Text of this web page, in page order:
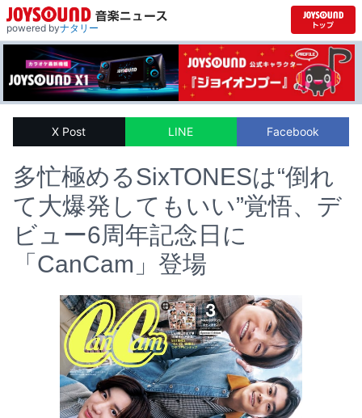
powered byナタリー
X Post LINE Facebook
多忙極めるSixTONESは“倒れ
て大爆発してもいい”覚悟、デ
ビュー6周年記念日に
「CanCam」登場